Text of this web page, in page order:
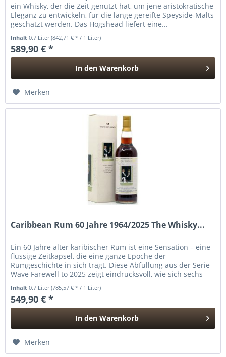
ein Whisky, der die Zeit genutzt hat, um jene aristokratische
Eleganz zu entwickeln, für die lange gereifte Speyside-Malts
geschätzt werden. Das Hogshead liefert eine...
Inhalt0.7 Liter(842,71 € * / 1 Liter)
589,90 € *
In den Warenkorb
Merken
Caribbean Rum 60 Jahre 1964/2025 The Whisky...
Ein 60 Jahre alter karibischer Rum ist eine Sensation – eine
flüssige Zeitkapsel, die eine ganze Epoche der
Rumgeschichte in sich trägt. Diese Abfüllung aus der Serie
Wave Farewell to 2025 zeigt eindrucksvoll, wie sich sechs
Inhalt0.7 Liter(785,57 € * / 1 Liter)
549,90 € *
In den Warenkorb
Merken